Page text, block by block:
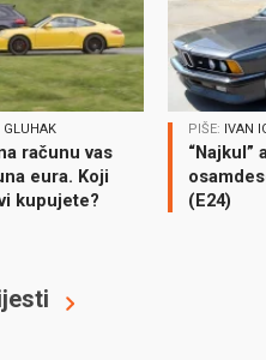
GLUHAK
računu vas
eura. Koji
kupujete?
PIŠE: IVAN
“Najkul”
(E24)